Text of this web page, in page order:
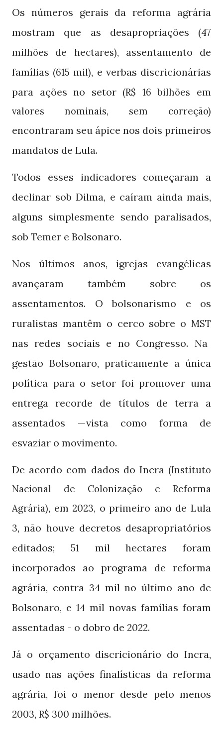
Os números gerais da reforma agrária
mostram que as desapropriações (47
milhões de hectares), assentamento de
famílias (615 mil), e verbas discricionárias
para ações no setor (R$ 16 bilhões em
valores nominais, sem correção)
encontraram seu ápice nos dois primeiros
mandatos de Lula.
Todos esses indicadores começaram a
declinar sob Dilma, e caíram ainda mais,
alguns simplesmente sendo paralisados,
sob Temer e Bolsonaro.
Nos últimos anos, igrejas evangélicas
avançaram também sobre os
assentamentos. O bolsonarismo e os
ruralistas mantêm o cerco sobre o MST
nas redes sociais e no Congresso. Na
gestão Bolsonaro, praticamente a única
política para o setor foi promover uma
entrega recorde de títulos de terra a
assentados —vista como forma de
esvaziar o movimento.
De acordo com dados do Incra (Instituto
Nacional de Colonização e Reforma
Agrária), em 2023, o primeiro ano de Lula
3, não houve decretos desapropriatórios
editados; 51mil hectares foram
incorporados ao programa de reforma
agrária, contra 34 mil no último ano de
Bolsonaro, e 14 mil novas famílias foram
assentadas - o dobro de 2022.
Já o orçamento discricionário do Incra,
usado nas ações finalísticas da reforma
agrária, foi o menor desde pelo menos
2003, R$ 300 milhões.